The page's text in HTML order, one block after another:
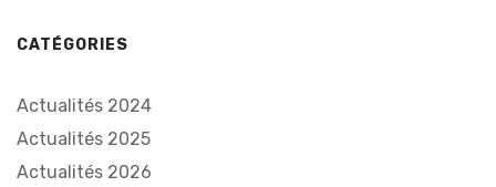
CATÉGORIES
Actualités 2024
Actualités 2025
Actualités 2026